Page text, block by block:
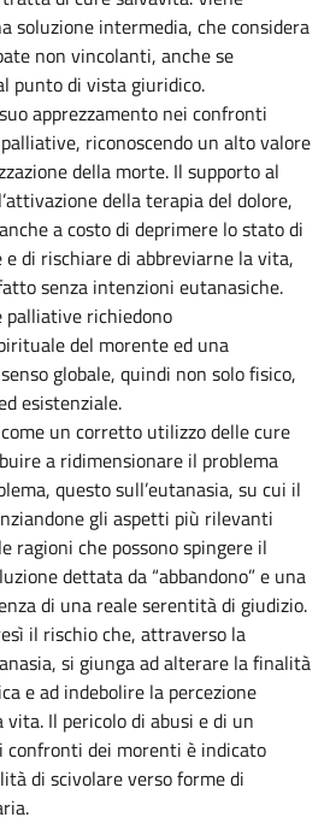
soluzione intermedia, che considera
non vincolanti, anche se
punto di vista giuridico.
apprezzamento nei confronti
riconoscendo un alto valore
della morte. Il supporto al
della terapia del dolore,
a costo di deprimere lo stato di
di rischiare di abbreviarne la vita,
senza intenzioni eutanasiche.
palliative richiedono
del morente ed una
globale, quindi non solo fisico,
esistenziale.
un corretto utilizzo delle cure
a ridimensionare il problema
questo sull’eutanasia, su cui il
gli aspetti più rilevanti
ragioni che possono spingere il
dettata da “abbandono” e una
di una reale serentità di giudizio.
il rischio che, attraverso la
si giunga ad alterare la finalità
e ad indebolire la percezione
vita. Il pericolo di abusi e di un
confronti dei morenti è indicato
di scivolare verso forme di